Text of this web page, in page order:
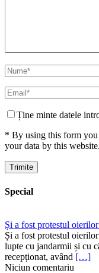
Ține minte datele
* By using this form you
your data by this website.
Special
Și a fost protestul
Și a fost protestul
lupte cu jandarmii și cu
recepționat, având […]
Niciun comentariu